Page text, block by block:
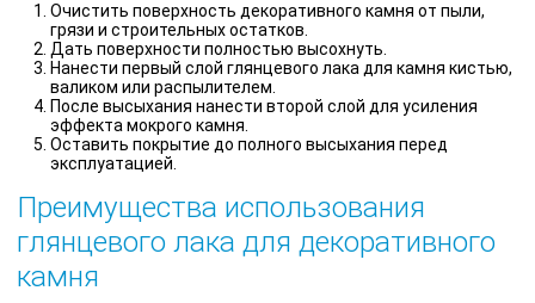
Очистить поверхность декоративного камня от пыли,
грязи и строительных остатков.
Дать поверхности полностью высохнуть.
Нанести первый слой глянцевого лака для камня кистью,
валиком или распылителем.
После высыхания нанести второй слой для усиления
эффекта мокрого камня.
Оставить покрытие до полного высыхания перед
эксплуатацией.
Преимущества использования
глянцевого лака для декоративного
камня